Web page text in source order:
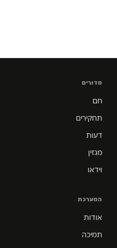
מדורים
חם
תחקירים
דעות
מגזין
וידאו
המערכת
אודות
תמיכה